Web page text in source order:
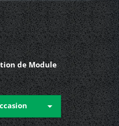
de Module
